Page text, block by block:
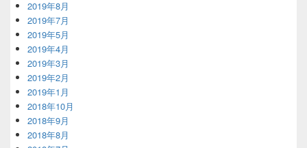
2019年8月
2019年7月
2019年5月
2019年4月
2019年3月
2019年2月
2019年1月
2018年10月
2018年9月
2018年8月